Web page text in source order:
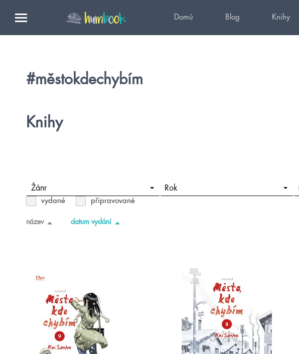
Domů Blog Knihy
#městokdechybím
Knihy
Žánr Rok
vydané připravované
název datum vydání